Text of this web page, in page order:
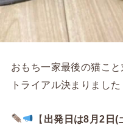
おもち一家最後の猫こ
トライアル決まりました
【 出発日は8月2日(